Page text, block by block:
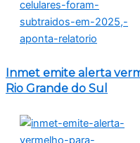
Inmet emite alerta
Rio Grande do Sul